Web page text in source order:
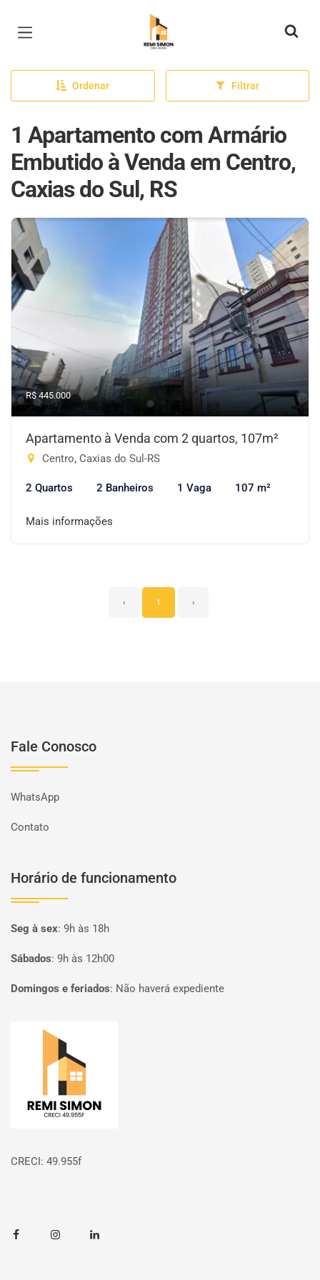
Página inicial
Ordenar Filtrar
1 Apartamento com Armário
Embutido à Venda em Centro,
Caxias do Sul, RS
R$ 445.000
Apartamento à Venda com 2 quartos, 107m²
Centro, Caxias do Sul-RS
2 Quartos 2 Banheiros 1 Vaga 107 m²
Mais informações
‹ 1 ›
Fale Conosco
WhatsApp
Contato
Horário de funcionamento
Seg à sex: 9h às 18h
Sábados: 9h às 12h00
Domingos e feriados: Não haverá expediente
Página inicial
CRECI: 49.955f
FacebookInstagramLinkedin